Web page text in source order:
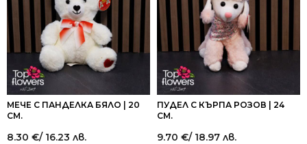
МЕЧЕ С ПАНДЕЛКА БЯЛО | 20
СМ.
8.30 €/ 16.23 лв.
ПУДЕЛ С КЪРПА РОЗОВ | 24
СМ.
9.70 €/ 18.97 лв.